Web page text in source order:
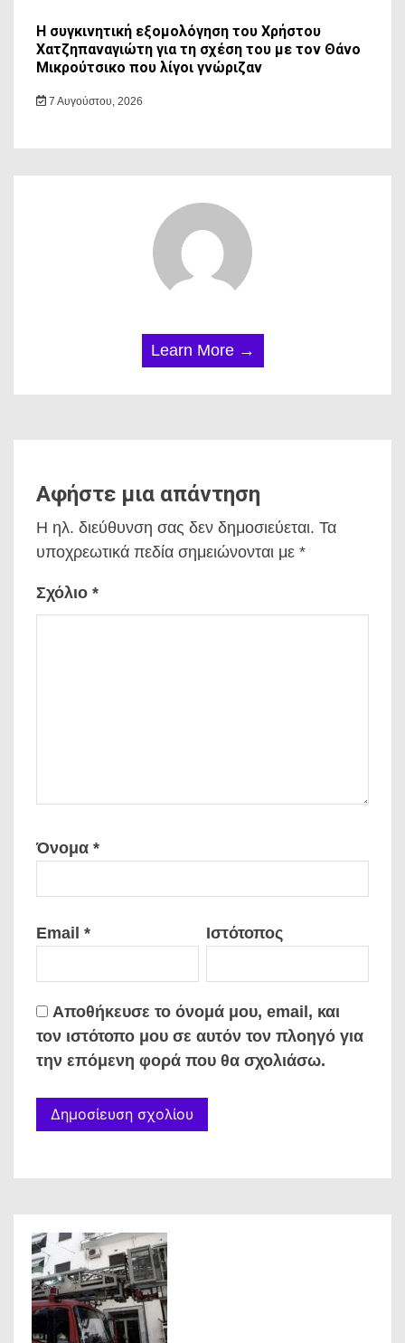
Η συγκινητική εξομολόγηση του Χρήστου
Χατζηπαναγιώτη για τη σχέση του με τον Θάνο
Μικρούτσικο που λίγοι γνώριζαν
7 Αυγούστου, 2026
Learn More →
Αφήστε μια απάντηση
Η ηλ. διεύθυνση σας δεν δημοσιεύεται. Τα
υποχρεωτικά πεδία σημειώνονται με *
Σχόλιο *
Όνομα *
Email * Ιστότοπος
Αποθήκευσε το όνομά μου, email, και
τον ιστότοπο μου σε αυτόν τον πλοηγό για
την επόμενη φορά που θα σχολιάσω.